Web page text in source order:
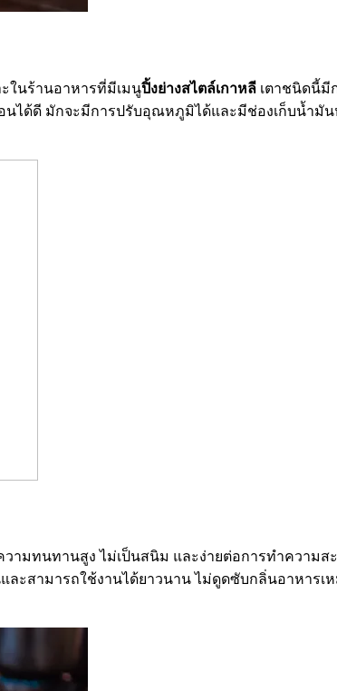
ในร้านอาหารที่มีเมนูปิ้งย่างสไตล์เกาหลี เตาชนิดนี้มี
ด้ดี มักจะมีการปรับอุณหภูมิได้และมีช่องเก็บน้ำมัน
วามทนทานสูง ไม่เป็นสนิม และง่ายต่อการทำความ
ะสามารถใช้งานได้ยาวนาน ไม่ดูดซับกลิ่นอาหารเ